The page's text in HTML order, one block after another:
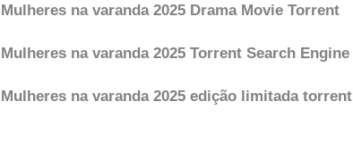
Mulheres na varanda 2025 Drama Movie Torrent
Mulheres na varanda 2025 Torrent Search Engine
Mulheres na varanda 2025 edição limitada torrent